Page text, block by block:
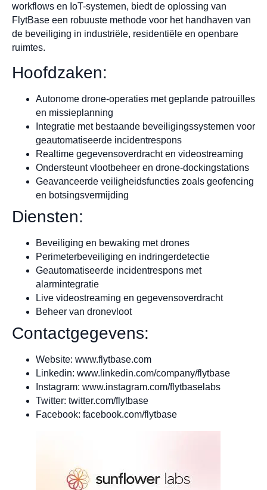
workflows en IoT-systemen, biedt de oplossing van
FlytBase een robuuste methode voor het handhaven van
de beveiliging in industriële, residentiële en openbare
ruimtes.
Hoofdzaken:
Autonome drone-operaties met geplande patrouilles
en missieplanning
Integratie met bestaande beveiligingssystemen voor
geautomatiseerde incidentrespons
Realtime gegevensoverdracht en videostreaming
Ondersteunt vlootbeheer en drone-dockingstations
Geavanceerde veiligheidsfuncties zoals geofencing
en botsingsvermijding
Diensten:
Beveiliging en bewaking met drones
Perimeterbeveiliging en indringerdetectie
Geautomatiseerde incidentrespons met
alarmintegratie
Live videostreaming en gegevensoverdracht
Beheer van dronevloot
Contactgegevens:
Website: www.flytbase.com
Linkedin: www.linkedin.com/company/flytbase
Instagram: www.instagram.com/flytbaselabs
Twitter: twitter.com/flytbase
Facebook: facebook.com/flytbase